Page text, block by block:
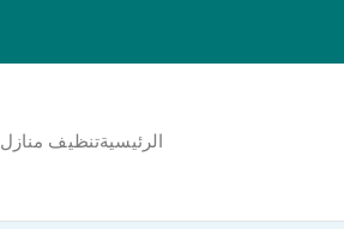
الرئيسيةتنظيف منازل